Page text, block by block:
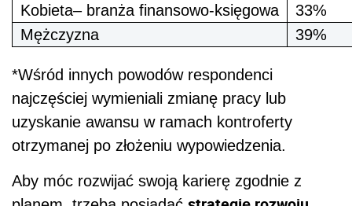
Kobieta– branża finansowo-księgowa
33%
Mężczyzna
39%
*Wśród innych powodów respondenci
najczęściej wymieniali zmianę pracy lub
uzyskanie awansu w ramach kontroferty
otrzymanej po złożeniu wypowiedzenia.
Aby móc rozwijać swoją karierę zgodnie z